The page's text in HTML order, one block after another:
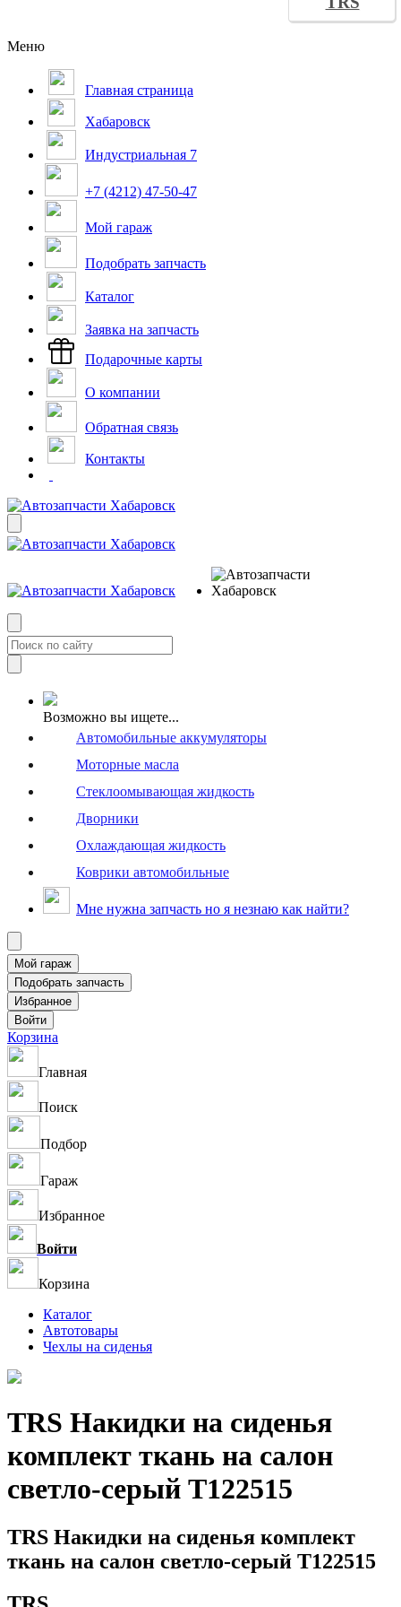
Меню
Главная страница
Хабаровск
Индустриальная 7
+7 (4212) 47-50-47
Мой гараж
Подобрать запчасть
Каталог
Заявка на запчасть
Подарочные карты
О компании
Обратная связь
Контакты
Возможно вы ищете...
Автомобильные аккумуляторы
Моторные масла
Стеклоомывающая жидкость
Дворники
Охлаждающая жидкость
Коврики автомобильные
Мне нужна запчасть но я незнаю как найти?
Корзина
Главная
Поиск
Подбор
Гараж
Избранное
Войти
Корзина
Каталог
Автотовары
Чехлы на сиденья
TRS Накидки на сиденья
комплект ткань на салон
светло-серый T122515
TRS Накидки на сиденья комплект
ткань на салон светло-серый T122515